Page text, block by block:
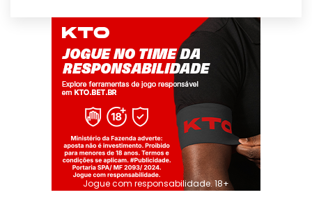
Jogue com responsabilidade. 18+